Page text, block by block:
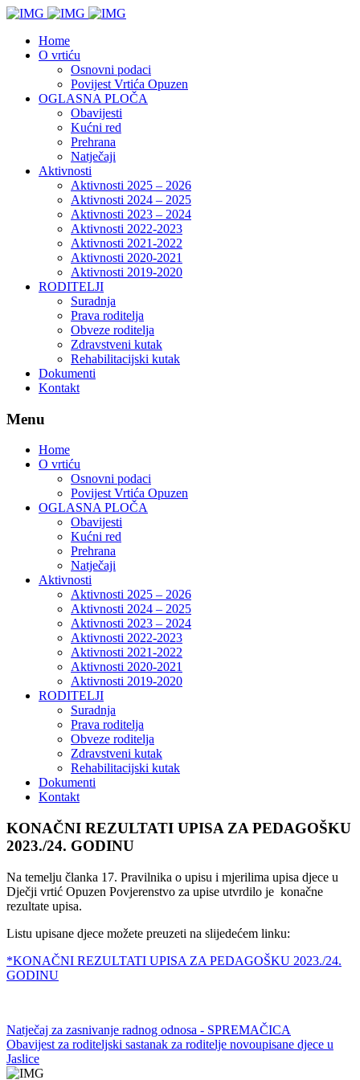
Home
O vrtiću
Osnovni podaci
Povijest Vrtića Opuzen
OGLASNA PLOČA
Obavijesti
Kućni red
Prehrana
Natječaji
Aktivnosti
Aktivnosti 2025 – 2026
Aktivnosti 2024 – 2025
Aktivnosti 2023 – 2024
Aktivnosti 2022-2023
Aktivnosti 2021-2022
Aktivnosti 2020-2021
Aktivnosti 2019-2020
RODITELJI
Suradnja
Prava roditelja
Obveze roditelja
Zdravstveni kutak
Rehabilitacijski kutak
Dokumenti
Kontakt
Menu
Home
O vrtiću
Osnovni podaci
Povijest Vrtića Opuzen
OGLASNA PLOČA
Obavijesti
Kućni red
Prehrana
Natječaji
Aktivnosti
Aktivnosti 2025 – 2026
Aktivnosti 2024 – 2025
Aktivnosti 2023 – 2024
Aktivnosti 2022-2023
Aktivnosti 2021-2022
Aktivnosti 2020-2021
Aktivnosti 2019-2020
RODITELJI
Suradnja
Prava roditelja
Obveze roditelja
Zdravstveni kutak
Rehabilitacijski kutak
Dokumenti
Kontakt
KONAČNI REZULTATI UPISA ZA PEDAGOŠKU
2023./24. GODINU
Na temelju članka 17. Pravilnika o upisu i mjerilima upisa djece u
Dječji vrtić Opuzen Povjerenstvo za upise utvrdilo je konačne
rezultate upisa.
Listu upisane djece možete preuzeti na slijedećem linku:
*KONAČNI REZULTATI UPISA ZA PEDAGOŠKU 2023./24.
GODINU
Natječaj za zasnivanje radnog odnosa - SPREMAČICA
Obavijest za roditeljski sastanak za roditelje novoupisane djece u
Jaslice